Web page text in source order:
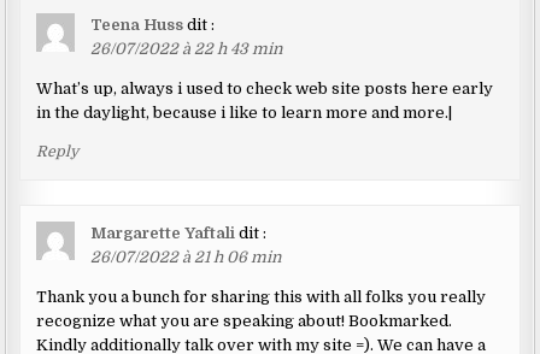
Teena Huss dit :
26/07/2022 à 22 h 43 min
What’s up, always i used to check web site posts here early
in the daylight, because i like to learn more and more.|
Reply
Margarette Yaftali dit :
26/07/2022 à 21 h 06 min
Thank you a bunch for sharing this with all folks you really
recognize what you are speaking about! Bookmarked.
Kindly additionally talk over with my site =). We can have a